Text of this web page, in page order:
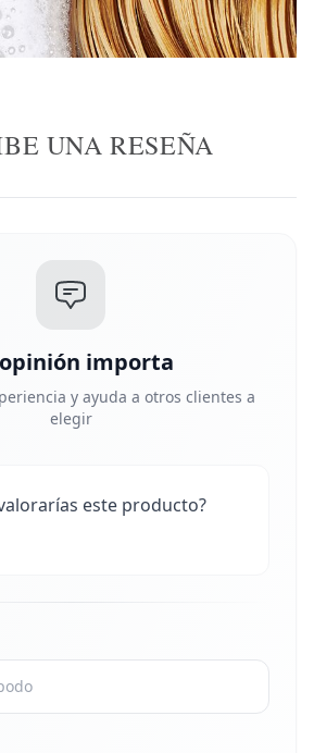
UNA RESEÑA
importa
y ayuda a otros clientes a
elegir
este producto?